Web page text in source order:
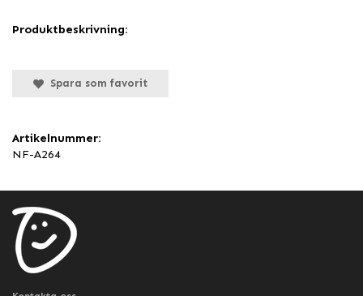
Produktbeskrivning:
Spara som favorit
Artikelnummer:
NF-A264